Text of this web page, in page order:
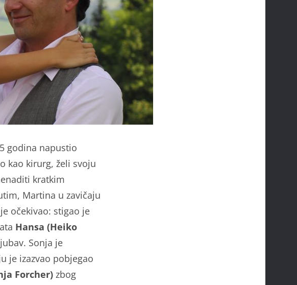
godina napustio
kao kirurg, želi svoju
kratkim
Martina u zavičaju
očekivao: stigao je
Hansa (Heiko
Sonja je
je izazvao pobjegao
Forcher) zbog